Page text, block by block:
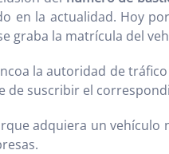
en la actualidad. Hoy
graba la matrícula del
la autoridad de
de suscribir el
adquiera un vehículo